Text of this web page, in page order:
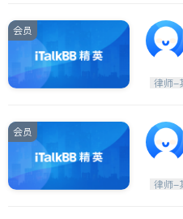
会员
律师-
会员
律师-